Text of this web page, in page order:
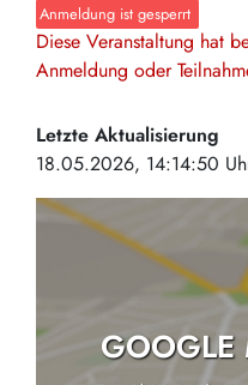
Anmeldung ist gesperrt
Diese Veranstaltung hat
Anmeldung oder
Letzte Aktualisierung
18.05.2026, 14:14:50
GOOGLE